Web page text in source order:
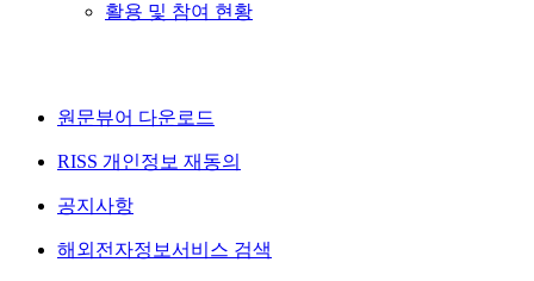
활용 및 참여 현황
원문뷰어 다운로드
RISS 개인정보 재동의
공지사항
해외전자정보서비스 검색